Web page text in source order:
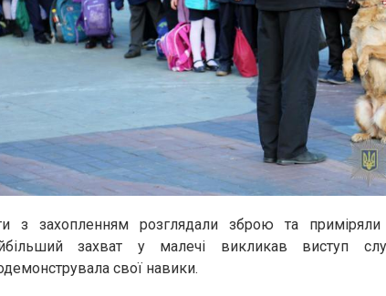
з захопленням розглядали зброю та приміряли
захват у малечі викликав виступ
свої навики.